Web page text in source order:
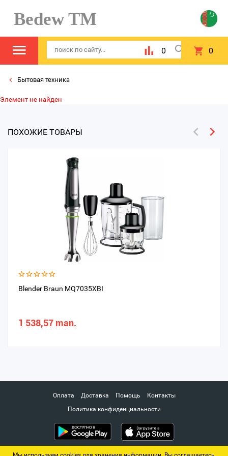
Bedew TM
0 0
Бытовая техника
Элемент не найден
ПОХОЖИЕ ТОВАРЫ
Blender Braun MQ7035XBI
1 538,57 man.
Оплата Доставка Помощь
Контакты
Политика конфиденциальности